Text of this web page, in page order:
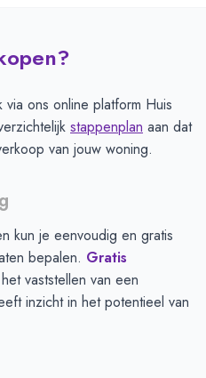
ons online platform Huis
stappenplan aan dat
van jouw woning.
kun je eenvoudig en gratis
bepalen. Gratis
vaststellen van een
inzicht in het potentieel van